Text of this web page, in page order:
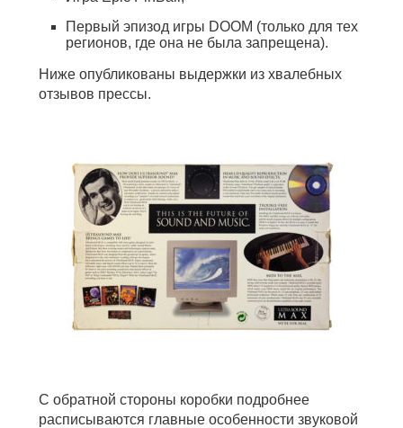
Первый эпизод игры DOOM (только для тех
регионов, где она не была запрещена).
Ниже опубликованы выдержки из хвалебных
отзывов прессы.
С обратной стороны коробки подробнее
расписываются главные особенности звуковой